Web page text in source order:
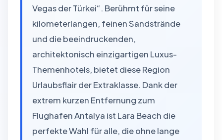
Vegas der Türkei“. Berühmt für seine
kilometerlangen, feinen Sandstrände
und die beeindruckenden,
architektonisch einzigartigen Luxus-
Themenhotels, bietet diese Region
Urlaubsflair der Extraklasse. Dank der
extrem kurzen Entfernung zum
Flughafen Antalya ist Lara Beach die
perfekte Wahl für alle, die ohne lange